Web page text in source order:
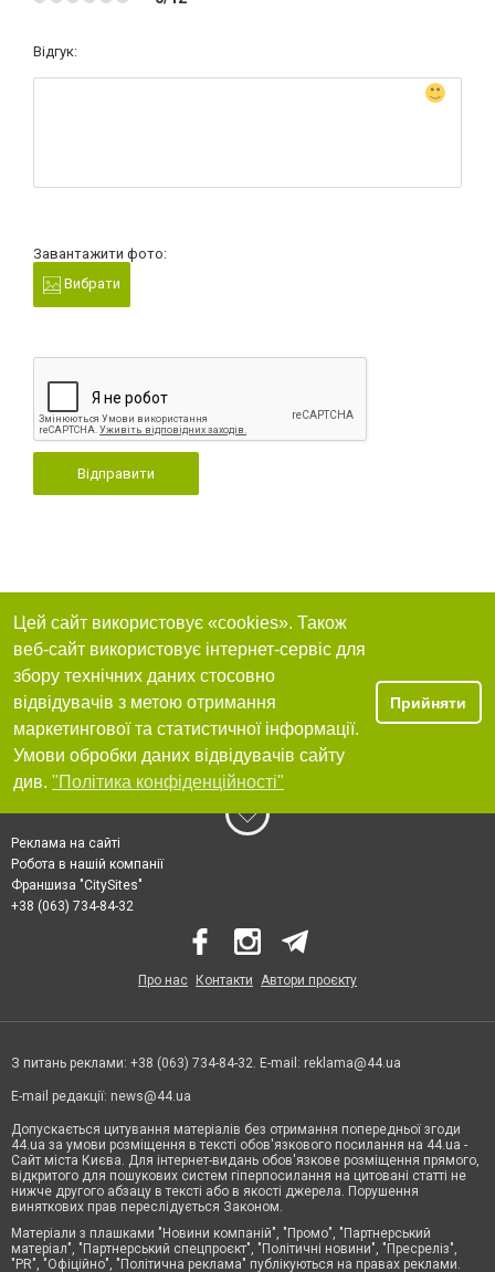
Відгук:
Завантажити фото:
Вибрати
Відправити
Цей сайт використовує «cookies». Також
веб-сайт використовує інтернет-сервіс для
збору технічних даних стосовно
відвідувачів з метою отримання
маркетингової та статистичної інформації.
Умови обробки даних відвідувачів сайту
див. "Політика конфіденційності"
Прийняти
Реклама на сайті
Робота в нашій компанії
Франшиза "CitySites"
+38 (063) 734-84-32
Про нас Контакти Автори проєкту
З питань реклами: +38 (063) 734-84-32. E-mail: reklama@44.ua
E-mail редакції: news@44.ua
Допускається цитування матеріалів без отримання попередньої згоди
44.ua за умови розміщення в тексті обов'язкового посилання на 44.ua -
Сайт міста Києва. Для інтернет-видань обов'язкове розміщення прямого,
відкритого для пошукових систем гіперпосилання на цитовані статті не
нижче другого абзацу в тексті або в якості джерела. Порушення
виняткових прав переслідується Законом.
Матеріали з плашками "Новини компаній", "Промо", "Партнерський
матеріал", "Партнерський спецпроєкт", "Політичні новини", "Пресреліз",
"PR", "Офіційно", "Політична реклама" публікуються на правах реклами.